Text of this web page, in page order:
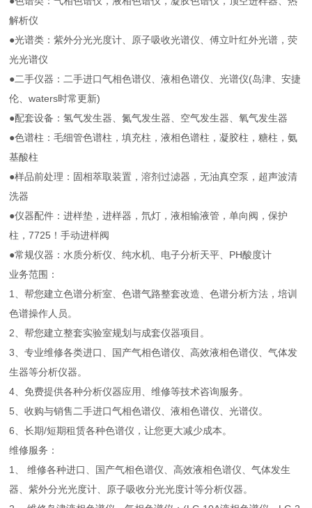
解析仪
●光谱类：紫外分光光度计、原子吸收光谱仪、傅立叶红外光谱，荧
光光谱仪
●二手仪器：二手进口气相色谱仪、液相色谱仪、光谱仪(岛津、安捷
伦、waters时常更新)
●配套设备：氢气发生器、氮气发生器、空气发生器、氧气发生器
●色谱柱：毛细管色谱柱，填充柱，液相色谱柱，凝胶柱，糖柱，氨
基酸柱
●样品前处理：固相萃取装置，溶剂过滤器，无油真空泵，超声波清
洗器
●仪器配件：进样垫，进样器，氘灯，液相输液管，单向阀，保护
柱，7725！手动进样阀
●常规仪器：水质分析仪、纯水机、电子分析天平、PH酸度计
业务范围：
1、帮您建立色谱分析室、色谱气路整套改造、色谱分析方法，培训
色谱操作人员。
2、帮您建立整套实验室规划与成套仪器项目。
3、专业维修各类进口、国产气相色谱仪、高效液相色谱仪、气体发
生器等分析仪器。
4、免费提供各种分析仪器应用、维修等技术咨询服务。
5、收购与销售二手进口气相色谱仪、液相色谱仪、光谱仪。
6、长期/短期租赁各种色谱仪，让您更大减少成本。
维修服务：
1、 维修各种进口、国产气相色谱仪、高效液相色谱仪、气体发生
器、紫外分光光度计、原子吸收分光光度计等分析仪器。